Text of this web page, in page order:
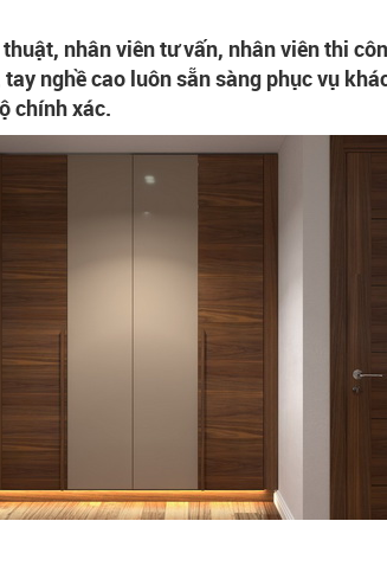
nhân viên tư vấn, nhân viên thi
nghề cao luôn sẵn sàng phục vụ
chính xác.